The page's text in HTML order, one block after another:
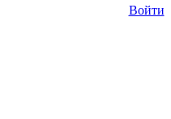
Войти